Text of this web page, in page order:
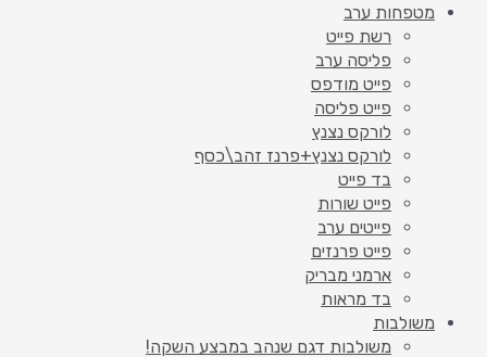
מטפחות ערב
רשת פייט
פליסה ערב
פייט מודפס
פייט פליסה
לורקס נצנץ
לורקס נצנץ+פרנז זהב\כסף
בד פייט
פייט שורות
פייטים ערב
פייט פרנזים
ארמני מבריק
בד מראות
משולבות
משולבות דגם שנהב במבצע השקה!